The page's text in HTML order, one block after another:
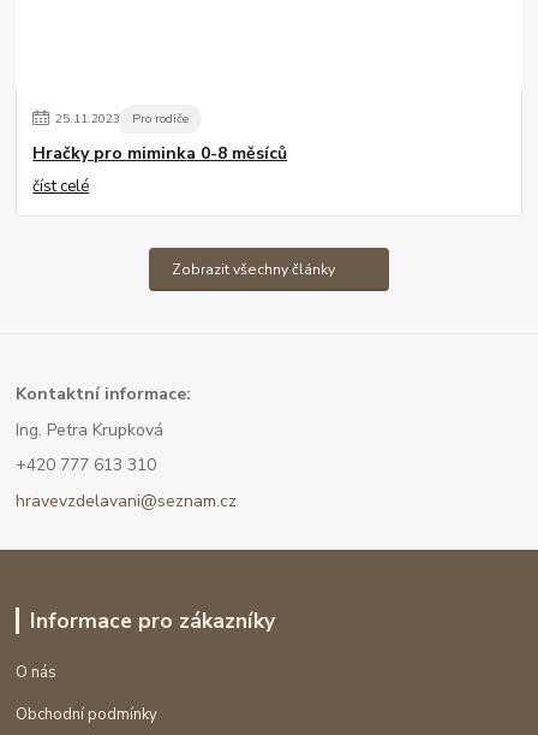
25.11.2023 Pro rodiče
Hračky pro miminka 0-8 měsíců
číst celé
Zobrazit všechny články
Kontaktní informace:
Ing. Petra Krupková
+420 777 613 310
hravevzdelavani@seznam.cz
Informace pro zákazníky
O nás
Obchodní podmínky